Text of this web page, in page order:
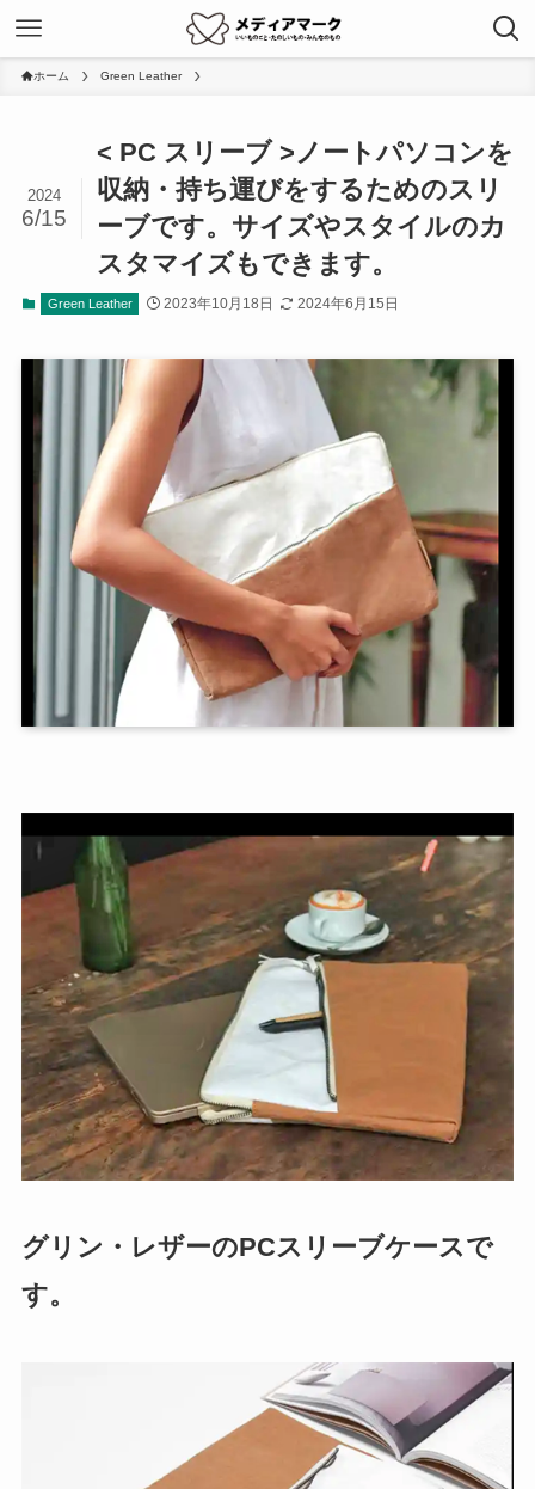
ホーム Green Leather
< PC スリーブ >ノートパソコンを
収納・持ち運びをするためのスリ
ーブです。サイズやスタイルのカ
スタマイズもできます。
2024
6/15
Green Leather 2023年10月18日 2024年6月15日
グリン・レザーのPCスリーブケースで
す。